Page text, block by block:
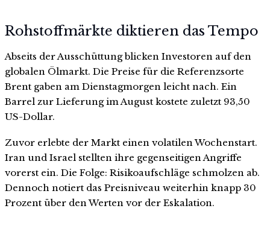
Rohstoffmärkte diktieren das Tempo
Abseits der Ausschüttung blicken Investoren auf den
globalen Ölmarkt. Die Preise für die Referenzsorte
Brent gaben am Dienstagmorgen leicht nach. Ein
Barrel zur Lieferung im August kostete zuletzt 93,50
US-Dollar.
Zuvor erlebte der Markt einen volatilen Wochenstart.
Iran und Israel stellten ihre gegenseitigen Angriffe
vorerst ein. Die Folge: Risikoaufschläge schmolzen ab.
Dennoch notiert das Preisniveau weiterhin knapp 30
Prozent über den Werten vor der Eskalation.